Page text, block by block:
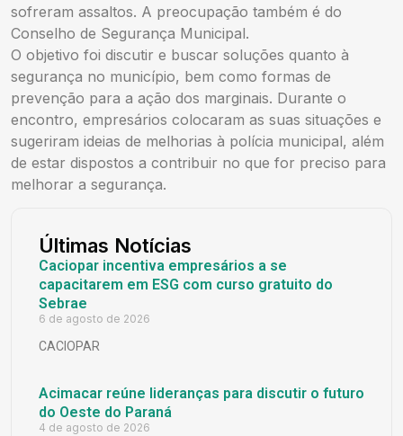
sofreram assaltos. A preocupação também é do
Conselho de Segurança Municipal.
O objetivo foi discutir e buscar soluções quanto à
segurança no município, bem como formas de
prevenção para a ação dos marginais. Durante o
encontro, empresários colocaram as suas situações e
sugeriram ideias de melhorias à polícia municipal, além
de estar dispostos a contribuir no que for preciso para
melhorar a segurança.
Últimas Notícias
Caciopar incentiva empresários a se
capacitarem em ESG com curso gratuito do
Sebrae
6 de agosto de 2026
CACIOPAR
Acimacar reúne lideranças para discutir o futuro
do Oeste do Paraná
4 de agosto de 2026